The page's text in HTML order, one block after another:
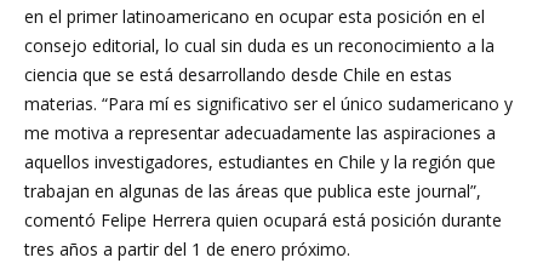
en el primer latinoamericano en ocupar esta posición en el
consejo editorial, lo cual sin duda es un reconocimiento a la
ciencia que se está desarrollando desde Chile en estas
materias. “Para mí es significativo ser el único sudamericano y
me motiva a representar adecuadamente las aspiraciones a
aquellos investigadores, estudiantes en Chile y la región que
trabajan en algunas de las áreas que publica este journal”,
comentó Felipe Herrera quien ocupará está posición durante
tres años a partir del 1 de enero próximo.